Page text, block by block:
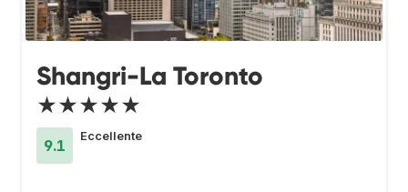
Shangri-La Toronto
★★★★★
9.1
Eccellente